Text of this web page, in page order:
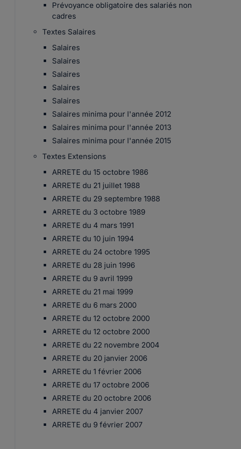
Prévoyance obligatoire des salariés non
cadres
Textes Salaires
Salaires
Salaires
Salaires
Salaires
Salaires
Salaires minima pour l'année 2012
Salaires minima pour l'année 2013
Salaires minima pour l'année 2015
Textes Extensions
ARRETE du 15 octobre 1986
ARRETE du 21 juillet 1988
ARRETE du 29 septembre 1988
ARRETE du 3 octobre 1989
ARRETE du 4 mars 1991
ARRETE du 10 juin 1994
ARRETE du 24 octobre 1995
ARRETE du 28 juin 1996
ARRETE du 9 avril 1999
ARRETE du 21 mai 1999
ARRETE du 6 mars 2000
ARRETE du 12 octobre 2000
ARRETE du 12 octobre 2000
ARRETE du 22 novembre 2004
ARRETE du 20 janvier 2006
ARRETE du 1 février 2006
ARRETE du 17 octobre 2006
ARRETE du 20 octobre 2006
ARRETE du 4 janvier 2007
ARRETE du 9 février 2007